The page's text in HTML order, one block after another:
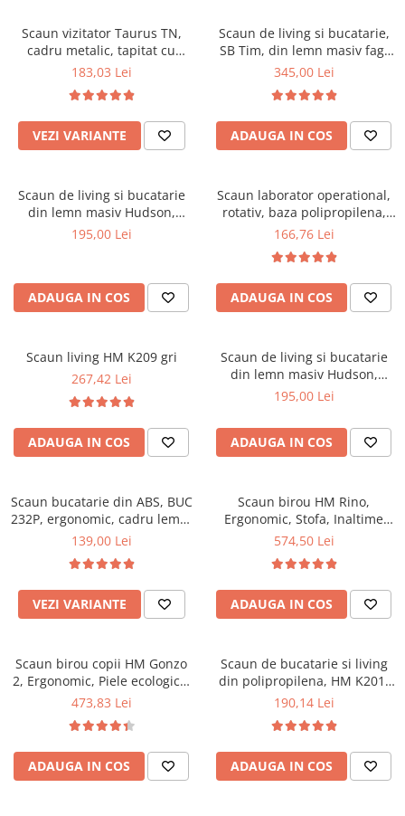
Saltele cu arcuri impachetate
individual
Saltele Memory Pocket
Saltele Memory Foam
Saltele Memory Pocket
Saltele cu plasa arcuri
Saltele cu spuma
Saltele cu spuma poliuretanica
Saltele 140x200
Saltele 180x200
Top saltele
Top saltele 5 cm
Top saltele 10 cm
Top saltele memory 5 cm
Saltele ieftine
Saltele cu plasa de arcuri
Paturi
Seturi de pat si saltea
Masute de toaleta
Mobilier living
Scaune pentru living
Comode living
Set mese plus scaune
Scaune ergonomice
Etajere Birou
Birouri
Scaune pentru birou
Scaune pentru vizitatori
Mobilier bucatarie
Scaune pentru bucatarie
Mobila bucatarie
Seturi mese si scaune bucatarie
Mobilier hol
Mobila hol
Suporturi si rafturi pantofi
Pantofare
Seturi mobilier hol
Stender haine
Suport pentru umerase
Etajere
Cuiere
Scaune birou
Scaune profesionale
Scaune resigilate
Scaune conferinta
Scaune terasa si outdoor
Scaun vizitator Taurus TN,
cadru metalic, tapitat cu
stofa, stivuibil, 120 kg, negru
183,03 Lei
VEZI VARIANTE
Scaun de living si bucatarie,
SB Tim, din lemn masiv fag,
tapiterie stofa, lacuit, 120 kg,
345,00 Lei
ADAUGA IN COS
Scaun de living si bucatarie
din lemn masiv Hudson,
tapiterie stofa,100 kg,
195,00 Lei
ADAUGA IN COS
Scaun laborator operational,
rotativ, baza polipropilena,
piele ecologica, inaltime
166,76 Lei
ADAUGA IN COS
Scaun living HM K209 gri
267,42 Lei
ADAUGA IN COS
Scaun de living si bucatarie
din lemn masiv Hudson,
tapiterie stofa,100 kg,
195,00 Lei
ADAUGA IN COS
Scaun bucatarie din ABS, BUC
232P, ergonomic, cadru lemn,
100 kg
139,00 Lei
VEZI VARIANTE
Scaun birou HM Rino,
Ergonomic, Stofa, Inaltime
reglabila, Mecanism
cm, Gri
574,50 Lei
ADAUGA IN COS
Scaun birou copii HM Gonzo
2, Ergonomic, Piele ecologica,
Inaltime ajustabila, Mecanism
473,83 Lei
ADAUGA IN COS
Scaun de bucatarie si living
din polipropilena, HM K201,
ergonomic, baza lemn masiv,
100 kg, alb
190,14 Lei
ADAUGA IN COS